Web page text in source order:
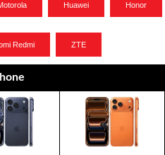
Huawei Honor
Redmi ZTE